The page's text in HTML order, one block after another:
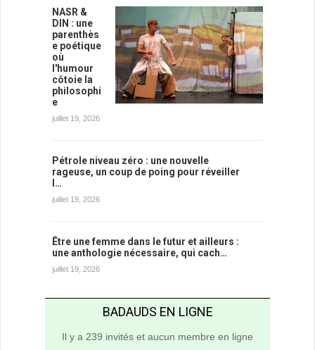
NASR &
DIN : une
parenthès
e poétique
où
l'humour
côtoie la
philosophi
e
juillet 19, 2026
Pétrole niveau zéro : une nouvelle
rageuse, un coup de poing pour réveiller
l…
juillet 19, 2026
Être une femme dans le futur et ailleurs :
une anthologie nécessaire, qui cach…
juillet 19, 2026
BADAUDS EN LIGNE
Il y a 239 invités et aucun membre en ligne